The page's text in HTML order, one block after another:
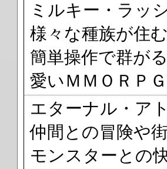
ミルキー・ラッ
様々な種族が住
簡単操作で群が
愛いＭＭＯＲＰ
エターナル・ア
仲間との冒険や
モンスターとの